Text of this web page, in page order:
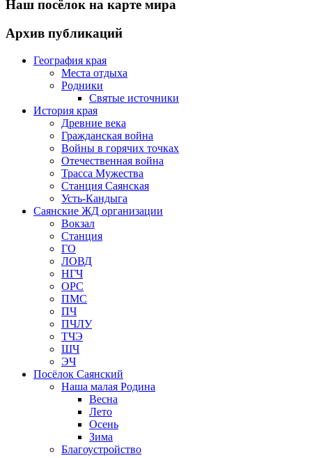
Наш посёлок на карте мира
Архив публикаций
География края
Места отдыха
Родники
Святые источники
История края
Древние века
Гражданская война
Войны в горячих точках
Отечественная война
Трасса Мужества
Станция Саянская
Усть-Кандыга
Саянские ЖД организации
Вокзал
Станция
ГО
ЛОВД
НГЧ
ОРС
ПМС
ПЧ
ПЧЛУ
ТЧЭ
ШЧ
ЭЧ
Посёлок Саянский
Наша малая Родина
Весна
Лето
Осень
Зима
Благоустройство